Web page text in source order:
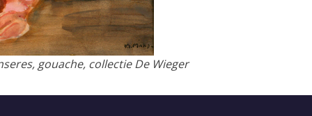
gouache, collectie De Wieger